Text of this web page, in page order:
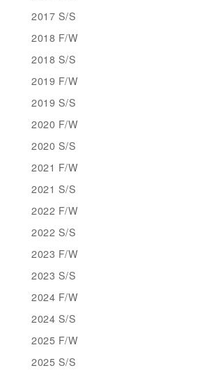
2017 S/S
2018 F/W
2018 S/S
2019 F/W
2019 S/S
2020 F/W
2020 S/S
2021 F/W
2021 S/S
2022 F/W
2022 S/S
2023 F/W
2023 S/S
2024 F/W
2024 S/S
2025 F/W
2025 S/S